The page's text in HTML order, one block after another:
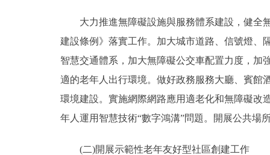
大力推進無障礙設施與服務體系建設，健全無
建設條例》落實工作。加大城市道路、信號燈、
智慧交通體系，加大無障礙公交車配置力度，加
適的老年人出行環境。做好政務服務大廳、賓館
環境建設。實施網際網路應用適老化和無障礙改
年人運用智慧技術“數字鴻溝”問題。開展公共場
(二)開展示範性老年友好型社區創建工作